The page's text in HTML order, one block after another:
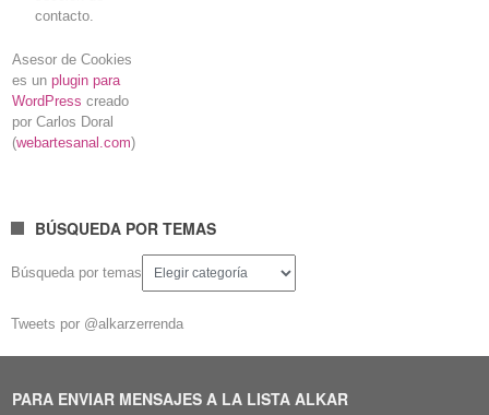
contacto.
Asesor de Cookies
es unplugin para
WordPress creado
por Carlos Doral
(webartesanal.com)
BÚSQUEDA POR TEMAS
Búsqueda por temas
Tweets por @alkarzerrenda
PARA ENVIAR MENSAJES A LA LISTA ALKAR